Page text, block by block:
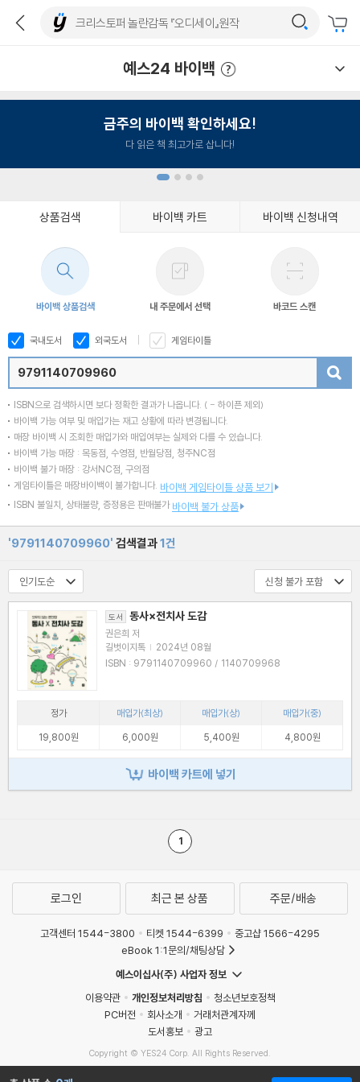
예스24 바이백
금주의 바이백 확인하세요!
다 읽은 책 최고가로 삽니다!
상품검색 바이백 카트 바이백 신청내역
바이백 상품검색 내 주문에서 선택 바코드 스캔
국내도서 외국도서 게임타이틀
ISBN으로 검색하시면 보다 정확한 결과가 나옵니다. ( - 하이픈 제외)
바이백 가능 여부 및 매입가는 재고 상황에 따라 변경됩니다.
매장 바이백 시 조회한 매입가와 매입여부는 실제와 다를 수 있습니다.
바이백 가능 매장 : 목동점, 수영점, 반월당점, 청주NC점
바이백 불가 매장 : 강서NC점, 구의점
게임타이틀은 매장바이백이 불가합니다. 바이백 게임타이틀 상품 보기
ISBN 불일치, 상태불량, 증정용은 판매불가 바이백 불가 상품
'9791140709960' 검색결과1건
도서 동사×전치사 도감
권은희 저
길벗이지톡 | 2024년 08월
ISBN : 9791140709960 / 1140709968
정가 매입가(최상) 매입가(상)
매입가(중)
19,800원
6,000원 5,400원 4,800원
바이백 카트에 넣기
1
로그인 최근 본 상품 주문/배송
고객센터 1544-3800 티켓 1544-6399
중고샵 1566-4295
eBook 1:1문의/채팅상담
예스이십사(주) 사업자 정보
이용약관
개인정보처리방침
청소년보호정책
PC버전
회사소개
거래처관계자께
도서홍보
광고
Copyright © YES24 Corp. All Rights Reserved.
MATOM7